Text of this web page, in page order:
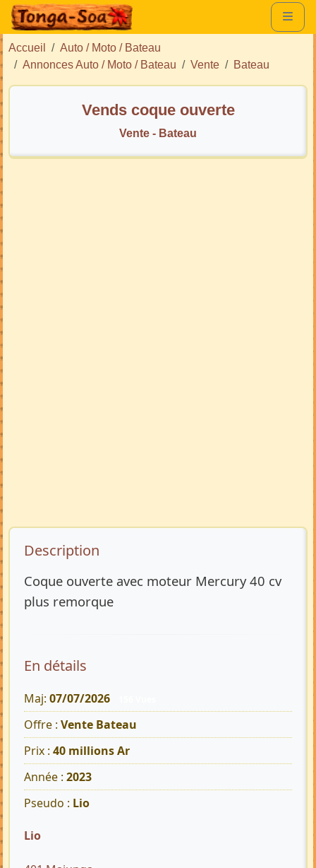
Accueil
Auto / Moto / Bateau
Annonces Auto / Moto / Bateau
Vente Bateau
Vends coque ouverte
Vente - Bateau
Description de l’annonce
Description
Coque ouverte avec moteur Mercury 40 cv
plus remorque
En détails
Maj: 07/07/2026
Offre : Vente Bateau
Prix : 40 millions Ar
Année : 2023
Pseudo : Lio
Lio